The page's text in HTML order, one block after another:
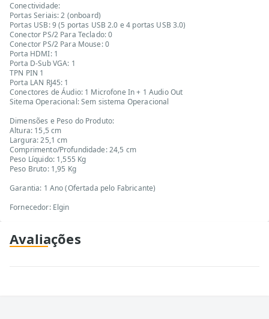
Conectividade:
Portas Seriais: 2 (onboard)
Portas USB: 9 (5 portas USB 2.0 e 4 portas USB 3.0)
Conector PS/2 Para Teclado: 0
Conector PS/2 Para Mouse: 0
Porta HDMI: 1
Porta D-Sub VGA: 1
TPN PIN 1
Porta LAN RJ45: 1
Conectores de Áudio: 1 Microfone In + 1 Audio Out
Sitema Operacional: Sem sistema Operacional
Dimensões e Peso do Produto:
Altura: 15,5 cm
Largura: 25,1 cm
Comprimento/Profundidade: 24,5 cm
Peso Líquido: 1,555 Kg
Peso Bruto: 1,95 Kg
Garantia: 1 Ano (Ofertada pelo Fabricante)
Fornecedor: Elgin
Avaliações